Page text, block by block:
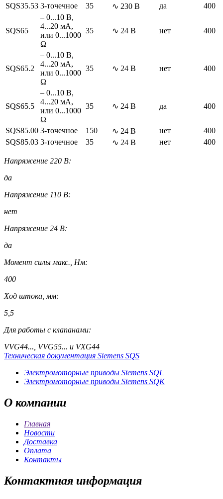
SQS35.53 3-точечное 35 ∿ 230 В да 400
SQS65
– 0...10 В,
4...20 мА,
или 0...1000
Ω
35 ∿ 24 В нет 400
SQS65.2
– 0...10 В,
4...20 мА,
или 0...1000
Ω
35 ∿ 24 В нет 400
SQS65.5
– 0...10 В,
4...20 мА,
или 0...1000
Ω
35 ∿ 24 В да 400
SQS85.00 3-точечное 150 ∿ 24 В нет
400
SQS85.03 3-точечное 35 ∿ 24 В нет 400
Напряжение 220 В:
да
Напряжение 110 В:
нет
Напряжение 24 В:
да
Момент силы макс., Нм:
400
Ход штока, мм:
5,5
Для работы с клапанами:
VVG44..., VVG55... и VXG44
Техническая документация Siemens SQS
Электромоторные приводы Siemens SQL
Электромоторные приводы Siemens SQK
О компании
Главная
Новости
Доставка
Оплата
Контакты
Контактная информация